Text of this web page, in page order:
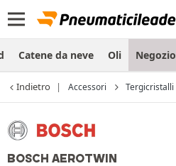
Catene da neve Oli Negozio
Indietro Accessori Tergicristalli
BOSCH AEROTWIN